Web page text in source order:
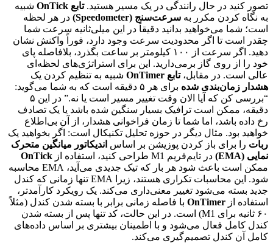
تصور کنید در حال رانندگی در یک مسیر هستید.تابع OnTick
شبیه
به نگاه کردن مکرر به سرعت‌سنج (Speedometer)
در هر لحظه
است؛ شما می‌خواهید بدانید دقیقاً در این میلی‌ثانیه سرعت شما
چقدر است تا اگر محدودیت سرعت وجود دارد، فوراً واکنش نشان
دهید. اگر سرعت از ۱۰۰ کیلومتر بر ساعت بگذرد، بلافاصله پای
خود را از روی گاز برمی‌دارید. این برای استراتژی‌های لحظه‌ای
عالی است. در مقابل،تابع OnTimer
شبیه به تنظیم کردن یک
هشدار زمان‌بندی شده
برای هر ۵ دقیقه است که به شما می‌گوید:
“بررسی کن که آیا الان وقت تغییر مسیر است یا نه.” در این ۵
دقیقه، ممکن است ترافیک بسیار سنگین شده باشد یا یک تصادف
رخ داده باشد، اما شما تا زمان فراخوانی هشدار، از آن بی‌اطلاع
خواهید بود. مثال دیگر در حوزه تحلیل تکنیکال است: اگر بخواهید یک
ربات را برای باز کردن پوزیشن بر اساس اندیکاتور میانگین متحرک
نمایی (EMA)
در تایم‌فریم M1 طراحی کنید، استفاده از
OnTick
ممکن است باعث شود هر بار که تیک جدیدی می‌آید، EMA محاسبه
شود. این محاسبات تکراری هستند، زیرا EMA تنها زمانی که کندل
جدید بسته می‌شود تغییر معنی‌داری می‌کند. یک رویکرد کارآمدتر،
استفاده از OnTimer با فاصله زمانی برابر با بسته شدن کندل (مثلاً
۶۰ ثانیه برای M1) است. در این حالت، کد تنها پس از بسته شدن
کندل کامل فعال می‌شود و با اطمینان بیشتری بر اساس داده‌های
کامل آن کندل تصمیم‌گیری می‌کند.